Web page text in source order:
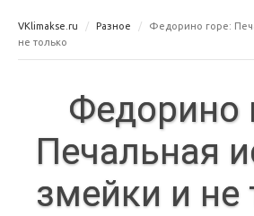
VKlimakse.ru Разное
Федорино горе:
не только
Федорино
Печальная
змейки и не